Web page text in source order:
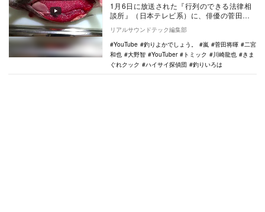
1月6日に放送された『行列のできる法律相
談所』（日本テレビ系）に、俳優の菅田将
暉がハマっているYouTuberとして「きまぐ
れク…
リアルサウンドテック編集部
YouTube
釣りよかでしょう。 嵐 菅田将暉
二宮
和也
大野智 YouTuber トミック 川崎龍也
きま
ぐれクック
ハイサイ探偵団 釣りいろは